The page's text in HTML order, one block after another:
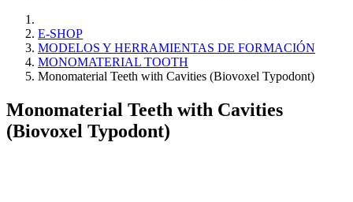
E-SHOP
MODELOS Y HERRAMIENTAS DE FORMACIÓN
MONOMATERIAL TOOTH
Monomaterial Teeth with Cavities (Biovoxel Typodont)
Monomaterial Teeth with Cavities
(Biovoxel Typodont)